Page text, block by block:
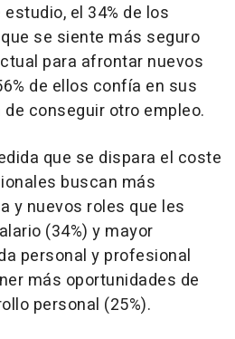
el 34% de los
se siente más seguro
para afrontar nuevos
de ellos confía en sus
conseguir otro empleo.
que se dispara el coste
buscan más
y nuevos roles que les
(34%) y mayor
personal y profesional
más oportunidades de
personal (25%).